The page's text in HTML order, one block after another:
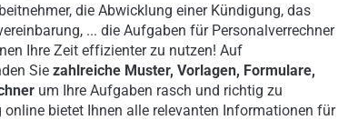
die Abwicklung einer Kündigung, das
... die Aufgaben für Personalverrechner
Ihre Zeit effizienter zu nutzen! Auf
Sie zahlreiche Muster, Vorlagen, Formulare,
um Ihre Aufgaben rasch und richtig zu
online bietet Ihnen alle relevanten Informationen für